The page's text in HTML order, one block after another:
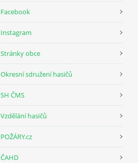
Facebook
Instagram
Stránky obce
Okresní sdružení hasičů
SH ČMS
Vzdělání hasičů
POŽÁRY.cz
ČAHD